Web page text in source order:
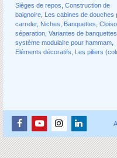
Sièges de repos Construction de
baignoire Les cabines de douches
carreler, Niches Banquettes
séparation Variantes de banquettes
système modulaire pour hammam
Eléments décoratifs
Les piliers